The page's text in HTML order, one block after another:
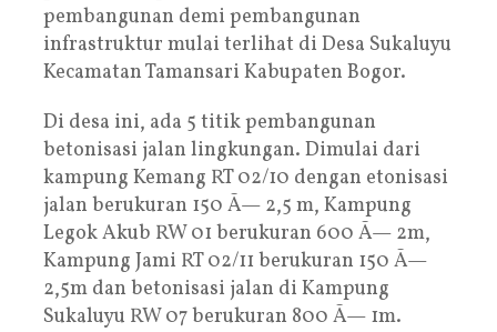
pembangunan demi pembangunan
infrastruktur mulai terlihat di Desa Sukaluyu
Kecamatan Tamansari Kabupaten Bogor.
Di desa ini, ada 5 titik pembangunan
betonisasi jalan lingkungan. Dimulai dari
kampung Kemang RT 02/10 dengan etonisasi
jalan berukuran 150 Ã— 2,5 m, Kampung
Legok Akub RW 01 berukuran 600 Ã— 2m,
Kampung Jami RT 02/11 berukuran 150 Ã—
2,5m dan betonisasi jalan di Kampung
Sukaluyu RW 07 berukuran 800 Ã— 1m.